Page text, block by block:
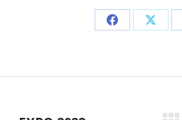
Share
Facebook
Share
X